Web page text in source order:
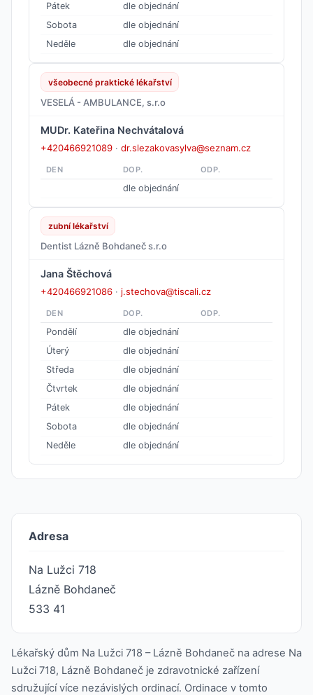
Pátek
dle objednání
Sobota
dle objednání
Neděle
dle objednání
všeobecné praktické lékařství
VESELÁ - AMBULANCE, s.r.o
MUDr. Kateřina Nechvátalová
+420466921089 · dr.slezakovasylva@seznam.cz
DEN DOP. ODP.
dle objednání
zubní lékařství
Dentist Lázně Bohdaneč s.r.o
Jana Štěchová
+420466921086 · j.stechova@tiscali.cz
DEN DOP. ODP.
Pondělí
dle objednání
Úterý
dle objednání
Středa
dle objednání
Čtvrtek
dle objednání
Pátek
dle objednání
Sobota
dle objednání
Neděle
dle objednání
Adresa
Na Lužci 718
Lázně Bohdaneč
533 41
Lékařský dům Na Lužci 718 – Lázně Bohdaneč na adrese Na
Lužci 718, Lázně Bohdaneč je zdravotnické zařízení
sdružující více nezávislých ordinací. Ordinace v tomto